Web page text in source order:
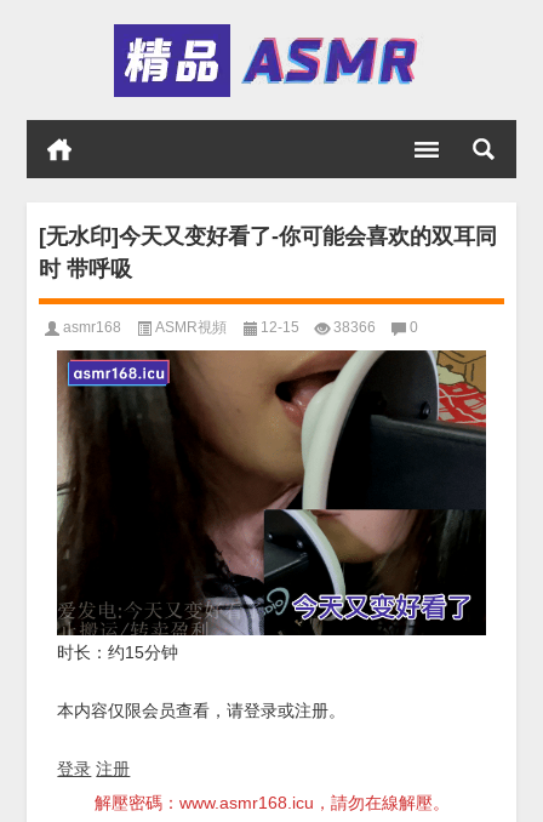
[无水印]今天又变好看了-你可能会喜欢的双耳同
时 带呼吸
asmr168 ASMR視頻 12-15 38366 0
时长：约15分钟
本内容仅限会员查看，请登录或注册。
登录 注册
解壓密碼：www.asmr168.icu，請勿在線解壓。